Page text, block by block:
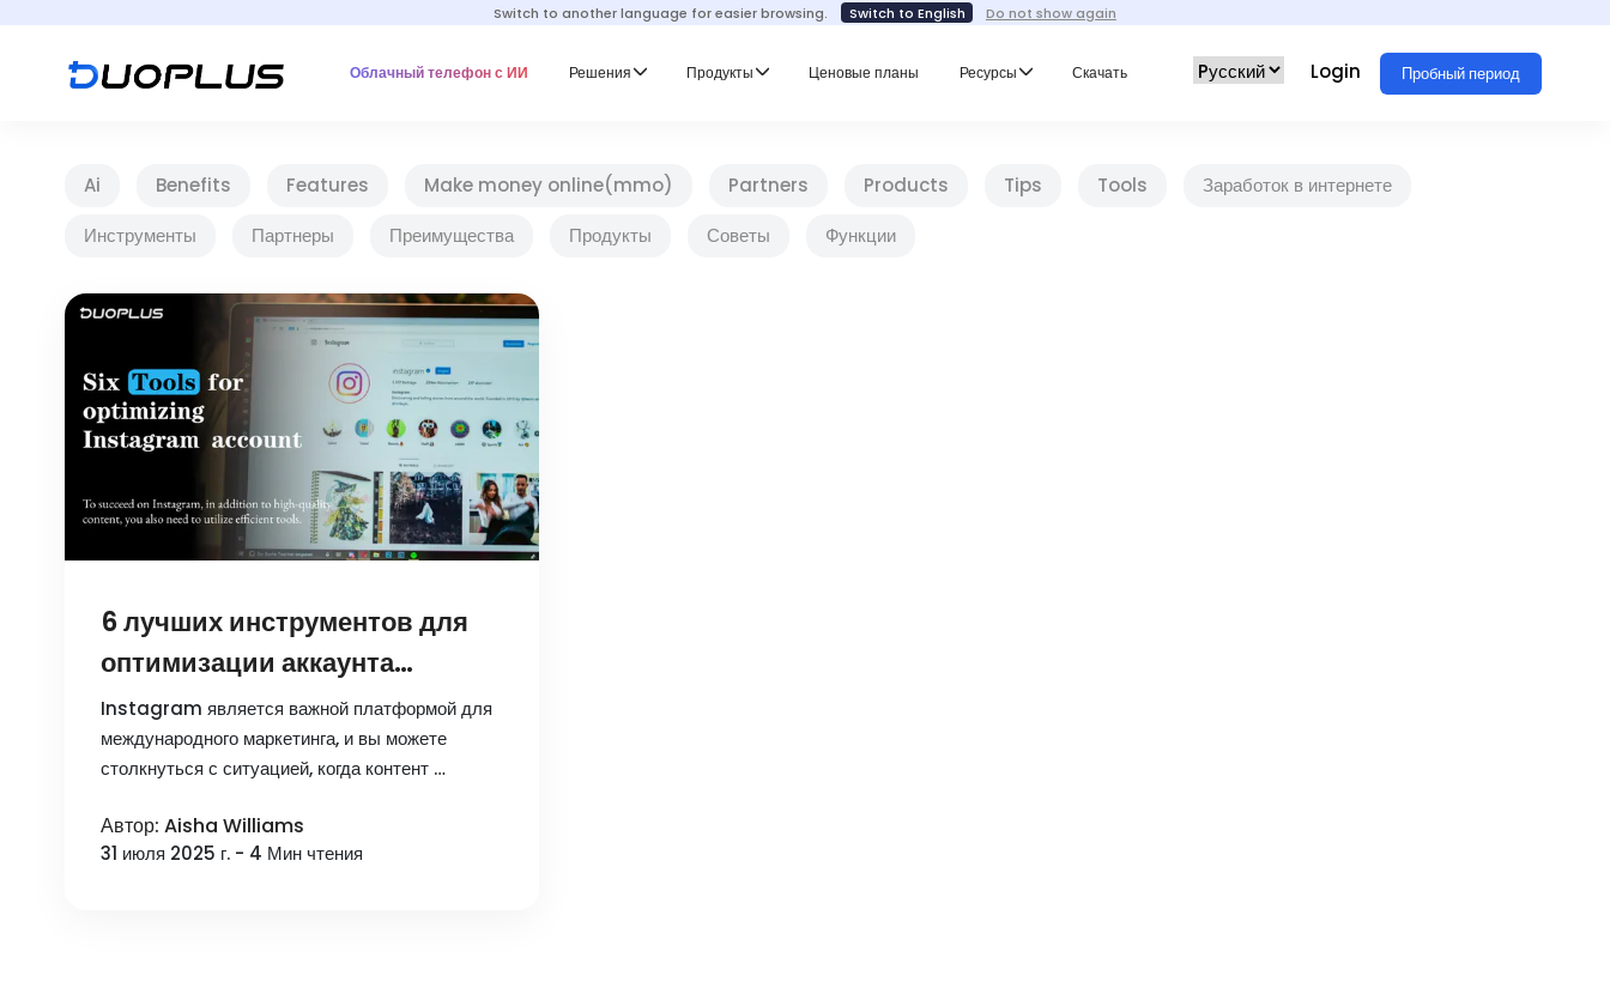
Switch to another language for easier browsing. Switch to English Do not show again
Облачный телефон с ИИ Решения Продукты Ценовые планы Ресурсы Скачать Login Пробный период
Ai Benefits Features Make money online(mmo) Partners Products Tips Tools
Заработок в интернете
Инструменты
Партнеры Преимущества Продукты Советы Функции
6 лучших инструментов для
оптимизации аккаунта
Instagram, включая
бесплатные версии
Instagram является важной платформой для
международного маркетинга, и вы можете
столкнуться с ситуацией, когда контент …
Автор: Aisha Williams
31 июля 2025 г. - 4 Мин чтения